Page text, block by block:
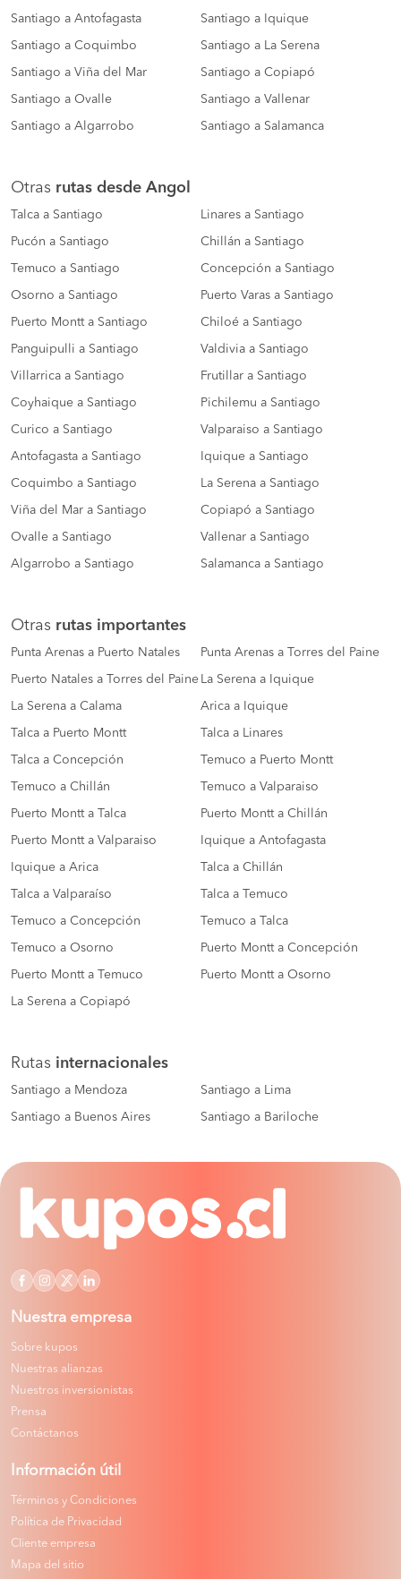
Santiago a Antofagasta Santiago a Iquique
Santiago a Coquimbo Santiago a La Serena
Santiago a Viña del Mar Santiago a Copiapó
Santiago a Ovalle Santiago a Vallenar
Santiago a Algarrobo Santiago a Salamanca
Otras rutas desde Angol
Talca a Santiago Linares a Santiago
Pucón a Santiago Chillán a Santiago
Temuco a Santiago Concepción a Santiago
Osorno a Santiago Puerto Varas a Santiago
Puerto Montt a Santiago Chiloé a Santiago
Panguipulli a Santiago Valdivia a Santiago
Villarrica a Santiago Frutillar a Santiago
Coyhaique a Santiago Pichilemu a Santiago
Curico a Santiago Valparaiso a Santiago
Antofagasta a Santiago Iquique a Santiago
Coquimbo a Santiago La Serena a Santiago
Viña del Mar a Santiago Copiapó a Santiago
Ovalle a Santiago Vallenar a Santiago
Algarrobo a Santiago Salamanca a Santiago
Otras rutas importantes
Punta Arenas a Puerto Natales Punta Arenas a Torres del Paine
Puerto Natales a Torres del Paine La Serena a Iquique
La Serena a Calama Arica a Iquique
Talca a Puerto Montt Talca a Linares
Talca a Concepción Temuco a Puerto Montt
Temuco a Chillán Temuco a Valparaiso
Puerto Montt a Talca Puerto Montt a Chillán
Puerto Montt a Valparaiso Iquique a Antofagasta
Iquique a Arica Talca a Chillán
Talca a Valparaíso Talca a Temuco
Temuco a Concepción Temuco a Talca
Temuco a Osorno Puerto Montt a Concepción
Puerto Montt a Temuco Puerto Montt a Osorno
La Serena a Copiapó
Rutas internacionales
Santiago a Mendoza Santiago a Lima
Santiago a Buenos Aires Santiago a Bariloche
Nuestra empresa
Sobre kupos
Nuestras alianzas
Nuestros inversionistas
Prensa
Contáctanos
Información útil
Términos y Condiciones
Política de Privacidad
Cliente empresa
Mapa del sitio